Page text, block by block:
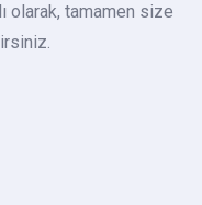
olarak, tamamen size